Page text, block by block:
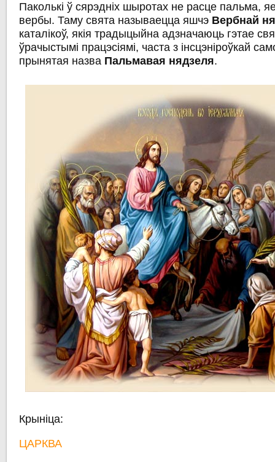
Паколькі ў сярэдніх шыротах не расце пальма,
вербы. Таму свята называецца яшчэ Вербнай
каталікоў, якія традыцыйна адзначаюць гэтае
ўрачыстымі працэсіямі, часта з інсцэніроўкай
прынятая назва Пальмавая нядзеля.
Крыніца:
ЦАРКВА